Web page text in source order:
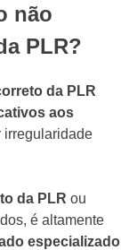
não
PLR?
da PLR
aos
irregularidade
da PLR ou
é altamente
especializado